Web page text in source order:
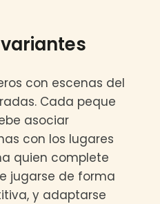
con escenas del
Cada peque
asociar
con los lugares
quien complete
jugarse de forma
y adaptarse